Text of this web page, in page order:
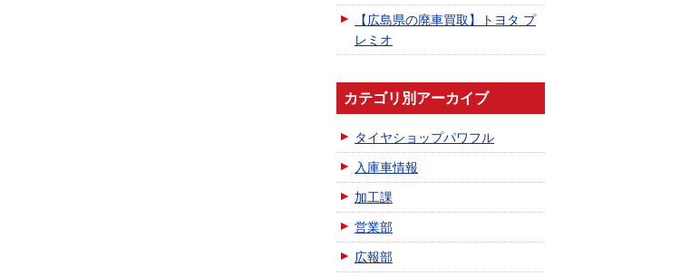
【広島県の廃車買取】トヨタ プ
レミオ
カテゴリ別アーカイブ
タイヤショップパワフル
入庫車情報
加工課
営業部
広報部